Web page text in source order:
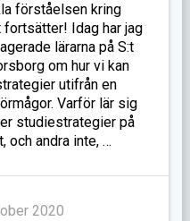
förståelsen kring
Idag har jag
lärarna på S:t
om hur vi kan
utifrån en
Varför lär sig
studiestrategier på
och andra inte, …
2020